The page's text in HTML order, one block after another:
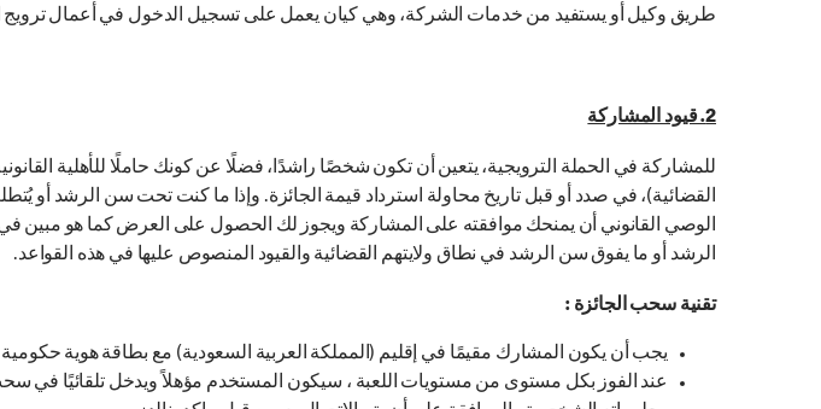
طریق وکیل أو یستفید من خدمات الشركة، وھي کیان يعمل على تسجيل الدخول في أعمال ترويج
2. قيود المشاركة
للمشاركة في الحملة الترويجية، يتعين أن تكون شخصًا راشدًا، فضلًا عن كونك حاملًا للأهلية
القضائية)، في صدد أو قبل تاريخ محاولة استرداد قيمة الجائزة. وإذا ما كنت تحت سن الرشد أو
الرشد أو ما يفوق سن الرشد في نطاق ولايتهم القضائية والقيود المنصوص عليها في هذه القواعد.
تقنية سحب الجائزة :
يجب أن يكون المشارك مقيمًا في إقليم (المملكة العربية السعودية) مع بطاقة هوية حكومية
عند الفوز بكل مستوى من مستويات اللعبة ، سيكون المستخدم مؤهلاً ويدخل تلقائيًا في